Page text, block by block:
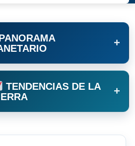
+
TENDENCIAS DE LA
+